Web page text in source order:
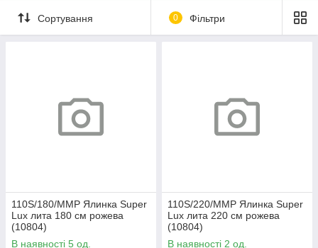
Сортування 0 Фільтри
110S/180/MMP Ялинка Super
Lux лита 180 см рожева
(10804)
В наявності 5 од.
110S/220/MMP Ялинка Super
Lux лита 220 см рожева
(10804)
В наявності 2 од.